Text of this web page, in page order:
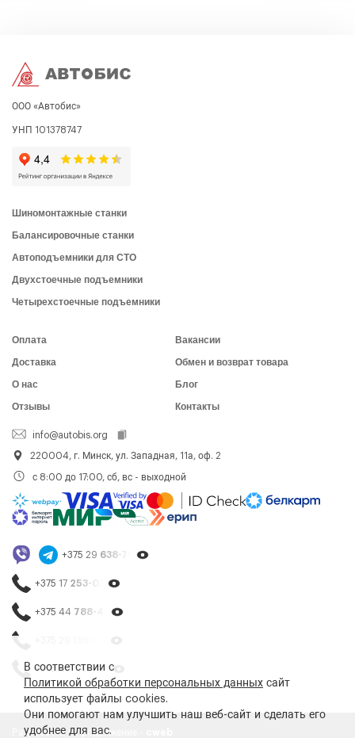
В соответствии с
Политикой обработки персональных данных сайт
использует файлы cookies.
Они помогают нам улучшить наш веб-сайт и сделать его
удобнее для вас.
ООО «Автобис»
УНП 101378747
Шиномонтажные станки
Балансировочные станки
Автоподъемники для СТО
Двухстоечные подъемники
Четырехстоечные подъемники
Оплата
Доставка
О нас
Отзывы
Вакансии
Обмен и возврат товара
Блог
Контакты
info@autobis.org
220004, г. Минск, ул. Западная, 11а, оф. 2
с 8:00 до 17:00, сб, вс - выходной
+375 29 638-79-23
+375 17 253-03-26
+375 44 788-40-13
+375 44 788-25-99
Разработка и продвижение -